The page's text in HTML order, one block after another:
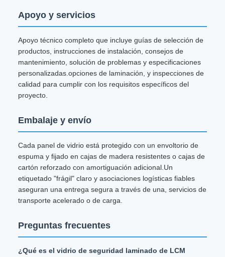
Apoyo y servicios
Apoyo técnico completo que incluye guías de selección de
productos, instrucciones de instalación, consejos de
mantenimiento, solución de problemas y especificaciones
personalizadas.opciones de laminación, y inspecciones de
calidad para cumplir con los requisitos específicos del
proyecto.
Embalaje y envío
Cada panel de vidrio está protegido con un envoltorio de
espuma y fijado en cajas de madera resistentes o cajas de
cartón reforzado con amortiguación adicional.Un
etiquetado "frágil" claro y asociaciones logísticas fiables
aseguran una entrega segura a través de una, servicios de
transporte acelerado o de carga.
Preguntas frecuentes
¿Qué es el vidrio de seguridad laminado de LCM